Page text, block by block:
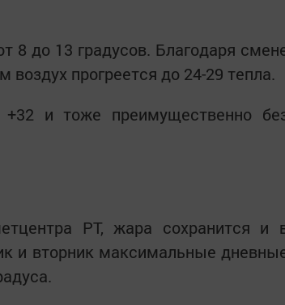
8 до 13 градусов. Благодаря
прогреется до 24-29 тепла.
и тоже преимущественно
РТ, жара сохранится и
и вторник максимальные